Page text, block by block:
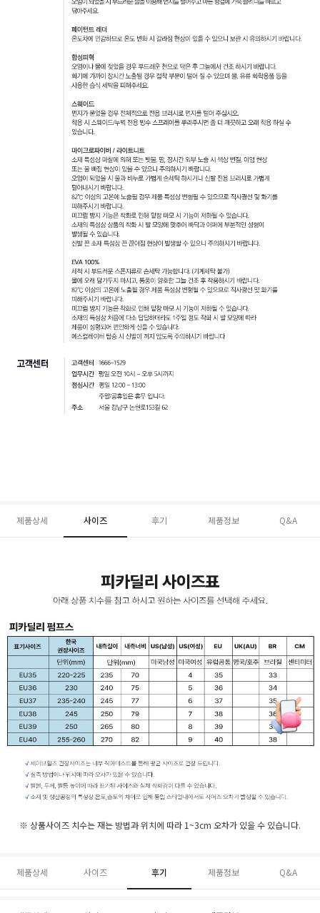
제품상세 사이즈 후기 제품정보 Q&A
※ 상품사이즈 치수는 재는 방법과 위치에 따라 1~3cm 오차가 있을 수 있습니다.
제품상세 사이즈 후기 제품정보 Q&A